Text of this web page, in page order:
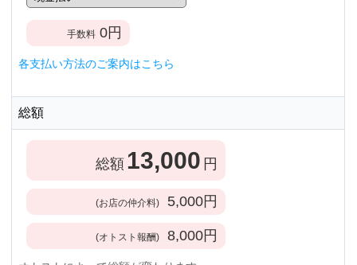
手数料 0円
各支払い方法のご案内はこちら
総額
総額 13,000 円
(お店の仲介料) 5,000円
(オトスト報酬) 8,000円